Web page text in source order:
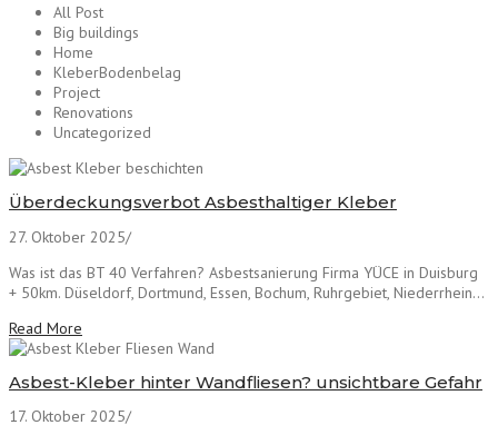
All Post
Big buildings
Home
KleberBodenbelag
Project
Renovations
Uncategorized
Überdeckungsverbot Asbesthaltiger Kleber
27. Oktober 2025/
Was ist das BT 40 Verfahren? Asbestsanierung Firma YÜCE in Duisburg
+ 50km. Düseldorf, Dortmund, Essen, Bochum, Ruhrgebiet, Niederrhein...
Read More
Asbest-Kleber hinter Wandfliesen? unsichtbare Gefahr
17. Oktober 2025/